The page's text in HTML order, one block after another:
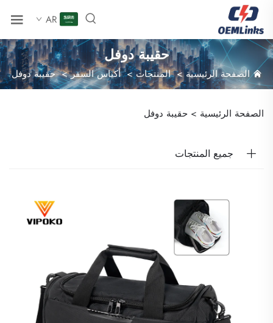
AR
حقيبة دوفل
الصفحة الرئيسية>المنتجات>أكياس السفر>حقيبة دوفل
الصفحة الرئيسية > حقيبة دوفل
جميع المنتجات